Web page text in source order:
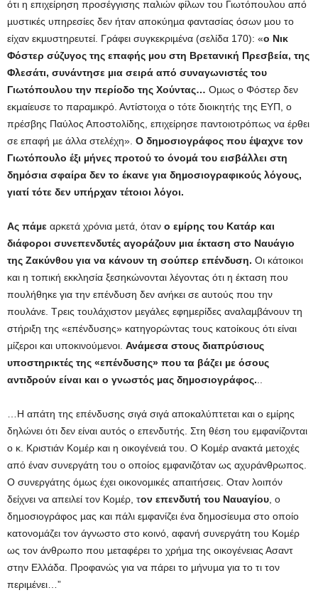
ότι η επιχείρηση προσέγγισης παλιών φίλων του Γιωτόπουλου από
µυστικές υπηρεσίες δεν ήταν αποκύηµα φαντασίας όσων µου το
είχαν εκµυστηρευτεί. Γράφει συγκεκριµένα (σελίδα 170): «ο Νικ
Φόστερ σύζυγος της επαφής µου στη Βρετανική Πρεσβεία, της
Φλεσάτι, συνάντησε µια σειρά από συναγωνιστές του
Γιωτόπουλου την περίοδο της Χούντας… Οµως ο Φόστερ δεν
εκµαίευσε το παραµικρό. Αντίστοιχα ο τότε διοικητής της ΕΥΠ, ο
πρέσβης Παύλος Αποστολίδης, επιχείρησε παντοιοτρόπως να έρθει
σε επαφή µε άλλα στελέχη». Ο δηµοσιογράφος που έψαχνε τον
Γιωτόπουλο έξι µήνες προτού το όνοµά του εισβάλλει στη
δηµόσια σφαίρα δεν το έκανε για δηµοσιογραφικούς λόγους,
γιατί τότε δεν υπήρχαν τέτοιοι λόγοι.
Ας πάµε αρκετά χρόνια µετά, όταν ο εµίρης του Κατάρ και
διάφοροι συνεπενδυτές αγοράζουν µια έκταση στο Ναυάγιο
της Ζακύνθου για να κάνουν τη σούπερ επένδυση. Οι κάτοικοι
και η τοπική εκκλησία ξεσηκώνονται λέγοντας ότι η έκταση που
πουλήθηκε για την επένδυση δεν ανήκει σε αυτούς που την
πουλάνε. Τρεις τουλάχιστον µεγάλες εφηµερίδες αναλαµβάνουν τη
στήριξη της «επένδυσης» κατηγορώντας τους κατοίκους ότι είναι
µίζεροι και υποκινούµενοι. Ανάµεσα στους διαπρύσιους
υποστηρικτές της «επένδυσης» που τα βάζει µε όσους
αντιδρούν είναι και ο γνωστός µας δηµοσιογράφος.
…Η απάτη της επένδυσης σιγά σιγά αποκαλύπτεται και ο εµίρης
δηλώνει ότι δεν είναι αυτός ο επενδυτής. Στη θέση του εµφανίζονται
ο κ. Κριστιάν Κοµέρ και η οικογένειά του. Ο Κοµέρ ανακτά µετοχές
από έναν συνεργάτη του ο οποίος εµφανιζόταν ως αχυράνθρωπος.
Ο συνεργάτης όµως έχει οικονοµικές απαιτήσεις. Οταν λοιπόν
δείχνει να απειλεί τον Κοµέρ, τον επενδυτή του Ναυαγίου , ο
δηµοσιογράφος µας και πάλι εµφανίζει ένα δηµοσίευµα στο οποίο
κατονοµάζει τον άγνωστο στο κοινό, αφανή συνεργάτη του Κοµέρ
ως τον άνθρωπο που µεταφέρει το χρήµα της οικογένειας Ασαντ
στην Ελλάδα. Προφανώς για να πάρει το µήνυµα για το τι τον
περιµένει…”